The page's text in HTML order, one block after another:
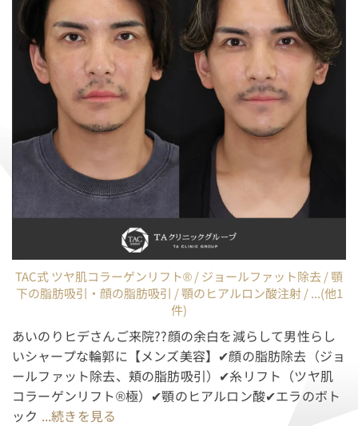
TAC式 ツヤ肌コラーゲンリフト® / ジョールファット除去 / 顎
下の脂肪吸引・顔の脂肪吸引 / 顎のヒアルロン酸注射 / ...(他1
件)
あいのりヒデさんご来院??顔の余白を減らして男性らし
いシャープな輪郭に【メンズ美容】✔︎顔の脂肪除去（ジョ
ールファット除去、頬の脂肪吸引）✔︎糸リフト（ツヤ肌
コラーゲンリフト®︎極）✔︎顎のヒアルロン酸✔︎エラのボト
ック ...続きを見る